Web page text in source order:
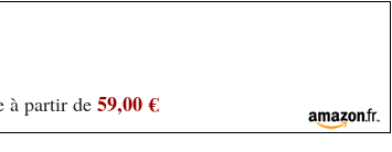
à partir de 59,00 €